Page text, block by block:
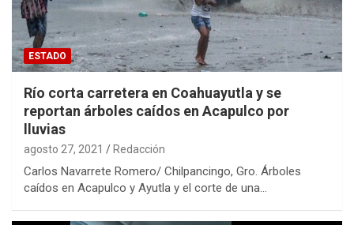
ESTADO
Río corta carretera en Coahuayutla y se
reportan árboles caídos en Acapulco por
lluvias
agosto 27, 2021 Redacción
Carlos Navarrete Romero/ Chilpancingo, Gro. Árboles
caídos en Acapulco y Ayutla y el corte de una…